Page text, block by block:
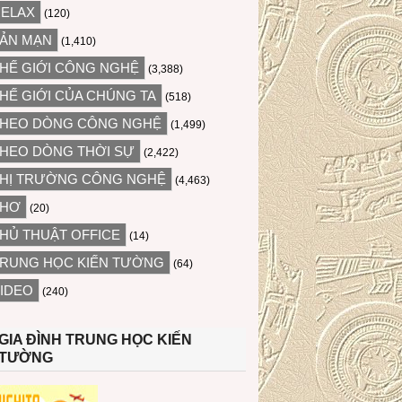
(120)
MẠN (1,410)
GIỚI CÔNG NGHỆ (3,388)
GIỚI CỦA CHÚNG TA (518)
DÒNG CÔNG NGHỆ (1,499)
DÒNG THỜI SỰ (2,422)
TRƯỜNG CÔNG NGHỆ (4,463)
(20)
THUẬT OFFICE (14)
HỌC KIẾN TƯỜNG (64)
(240)
ĐÌNH TRUNG HỌC KIẾN